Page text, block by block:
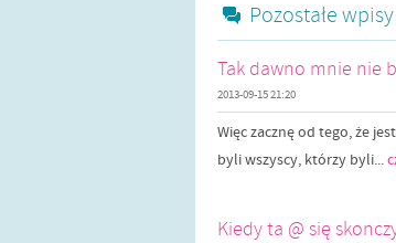
Pozostałe wpisy
Tak dawno mnie nie
2013-09-15 21:20
Więc zacznę od tego, że
byli wszyscy, którzy byli...
Kiedy ta @ się